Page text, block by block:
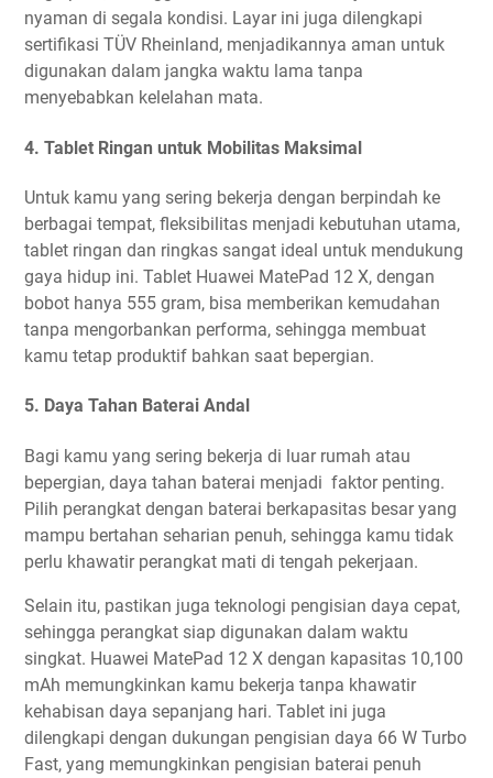
nyaman di segala kondisi. Layar ini juga dilengkapi
sertifikasi TÜV Rheinland, menjadikannya aman untuk
digunakan dalam jangka waktu lama tanpa
menyebabkan kelelahan mata.
4. Tablet Ringan untuk Mobilitas Maksimal
Untuk kamu yang sering bekerja dengan berpindah ke
berbagai tempat, fleksibilitas menjadi kebutuhan utama,
tablet ringan dan ringkas sangat ideal untuk mendukung
gaya hidup ini. Tablet Huawei MatePad 12 X, dengan
bobot hanya 555 gram, bisa memberikan kemudahan
tanpa mengorbankan performa, sehingga membuat
kamu tetap produktif bahkan saat bepergian.
5. Daya Tahan Baterai Andal
Bagi kamu yang sering bekerja di luar rumah atau
bepergian, daya tahan baterai menjadi faktor penting.
Pilih perangkat dengan baterai berkapasitas besar yang
mampu bertahan seharian penuh, sehingga kamu tidak
perlu khawatir perangkat mati di tengah pekerjaan.
Selain itu, pastikan juga teknologi pengisian daya cepat,
sehingga perangkat siap digunakan dalam waktu
singkat. Huawei MatePad 12 X dengan kapasitas 10,100
mAh memungkinkan kamu bekerja tanpa khawatir
kehabisan daya sepanjang hari. Tablet ini juga
dilengkapi dengan dukungan pengisian daya 66 W Turbo
Fast, yang memungkinkan pengisian baterai penuh